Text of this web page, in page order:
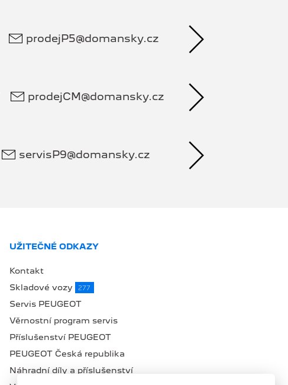
prodejP5@domansky.cz
prodejCM@domansky.cz
servisP9@domansky.cz
UŽITEČNÉ ODKAZY
Kontakt
Skladové vozy
277
Servis PEUGEOT
Věrnostní program servis
Příslušenství PEUGEOT
PEUGEOT Česká republika
Náhradní díly a příslušenství